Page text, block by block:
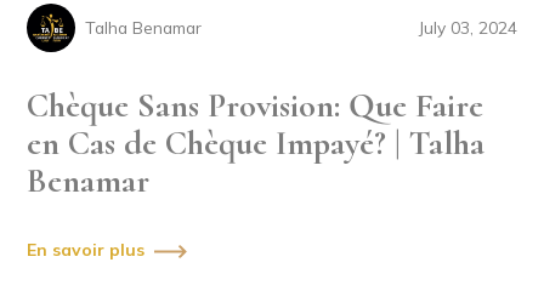
Talha Benamar July 03, 2024
Chèque Sans Provision: Que Faire
en Cas de Chèque Impayé? | Talha
Benamar
En savoir plus